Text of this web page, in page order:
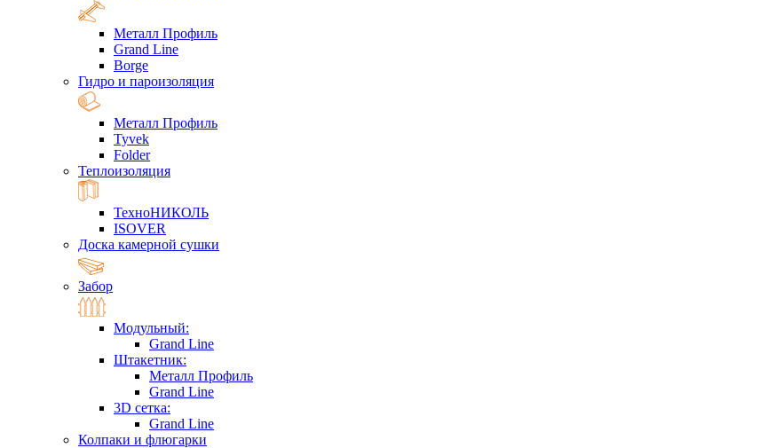
Металл Профиль
Grand Line
Borge
Гидро и пароизоляция
Металл Профиль
Tyvek
Folder
Теплоизоляция
ТехноНИКОЛЬ
ISOVER
Доска камерной сушки
Забор
Модульный:
Grand Line
Штакетник:
Металл Профиль
Grand Line
3D сетка:
Grand Line
Колпаки и флюгарки